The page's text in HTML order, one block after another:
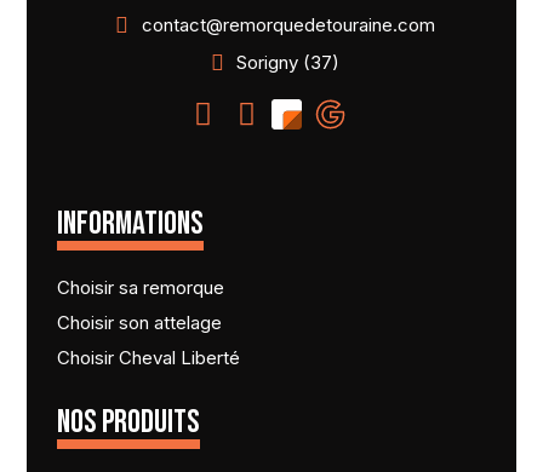
contact@remorquedetouraine.com
Sorigny (37)
INFORMATIONS
Choisir sa remorque
Choisir son attelage
Choisir Cheval Liberté
NOS PRODUITS